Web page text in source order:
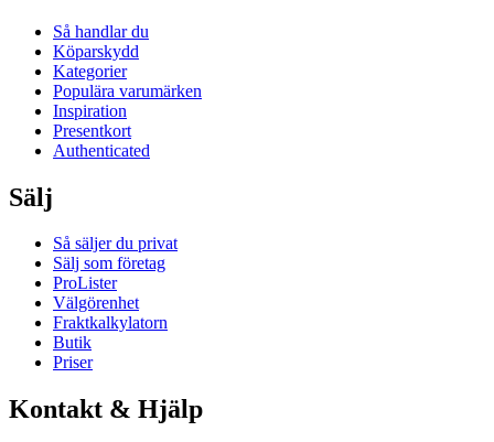
Så handlar du
Köparskydd
Kategorier
Populära varumärken
Inspiration
Presentkort
Authenticated
Sälj
Så säljer du privat
Sälj som företag
ProLister
Välgörenhet
Fraktkalkylatorn
Butik
Priser
Kontakt & Hjälp